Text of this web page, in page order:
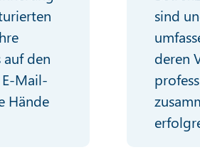
den
Mail-
Hände
sind
deren